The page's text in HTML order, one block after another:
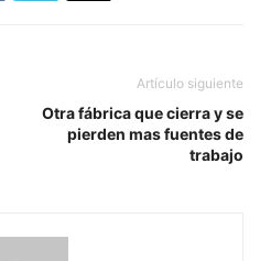
Artículo siguiente
Otra fábrica que cierra y se
pierden mas fuentes de
trabajo